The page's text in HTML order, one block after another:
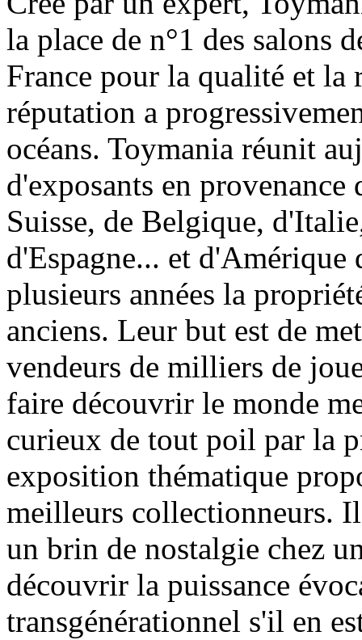
la place de n°1 des salons
France pour la qualité et la
réputation a
océans. Toymania réunit
d'exposants en
Suisse, de Belgique,
d'Espagne... et
plusieurs années la
anciens. Leur but est de
vendeurs de milliers de
faire découvrir le monde
curieux de tout poil par la
exposition thématique
meilleurs collectionneurs.
un brin de nostalgie chez
découvrir la puissance
transgénérationnel s'il en